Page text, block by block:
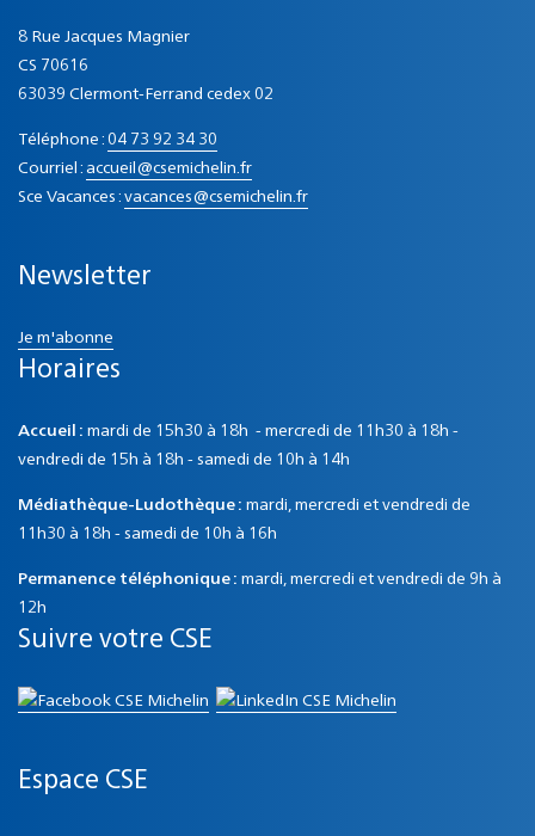
8 Rue Jacques Magnier
CS 70616
63039 Clermont-Ferrand cedex 02
Téléphone : 04 73 92 34 30
Courriel : accueil@csemichelin.fr
Sce Vacances : vacances@csemichelin.fr
Newsletter
Je m'abonne
Horaires
Accueil : mardi de 15h30 à 18h - mercredi de 11h30 à 18h -
vendredi de 15h à 18h - samedi de 10h à 14h
Médiathèque-Ludothèque : mardi, mercredi et vendredi de
11h30 à 18h - samedi de 10h à 16h
Permanence téléphonique : mardi, mercredi et vendredi de 9h à
12h
Suivre votre CSE
Espace CSE